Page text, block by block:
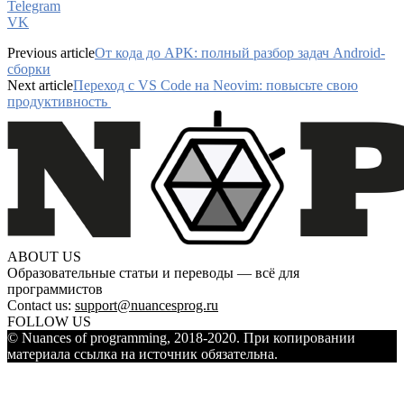
Telegram
VK
Previous articleОт кода до APK: полный разбор задач Android-
сборки
Next articleПереход с VS Code на Neovim: повысьте свою
продуктивность
ABOUT US
Образовательные статьи и переводы — всё для
программистов
Contact us: support@nuancesprog.ru
FOLLOW US
© Nuances of programming, 2018-2020. При копировании
материала ссылка на источник обязательна.